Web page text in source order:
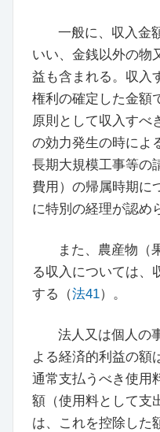
一般に、収入金
いい、金銭以外の物
益も含まれる。収入
権利の確定した金額
原則として収入すべ
の効力発生の時によ
長期大規模工事等の
費用）の帰属時期に
に特別の経理が認め
また、農産物（
る収入については、
する（法41）。
法人又は個人の
よる経済的利益の額
通常支払うべき使用
額（使用料として支
は、これを控除した